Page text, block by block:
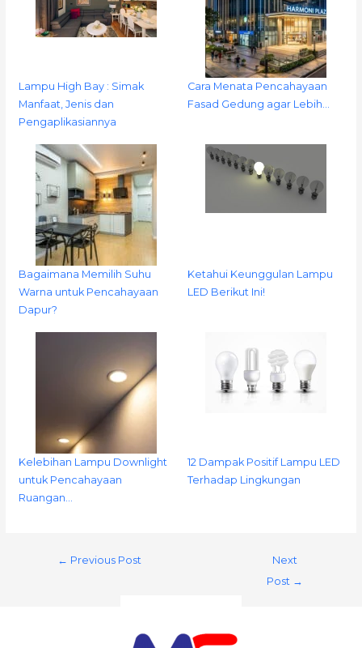
Lampu High Bay : Simak
Manfaat, Jenis dan
Pengaplikasiannya
Cara Menata Pencahayaan
Fasad Gedung agar Lebih…
Bagaimana Memilih Suhu
Warna untuk Pencahayaan
Dapur?
Ketahui Keunggulan Lampu
LED Berikut Ini!
Kelebihan Lampu Downlight
untuk Pencahayaan
Ruangan…
12 Dampak Positif Lampu LED
Terhadap Lingkungan
← Previous Post
Next
Post →